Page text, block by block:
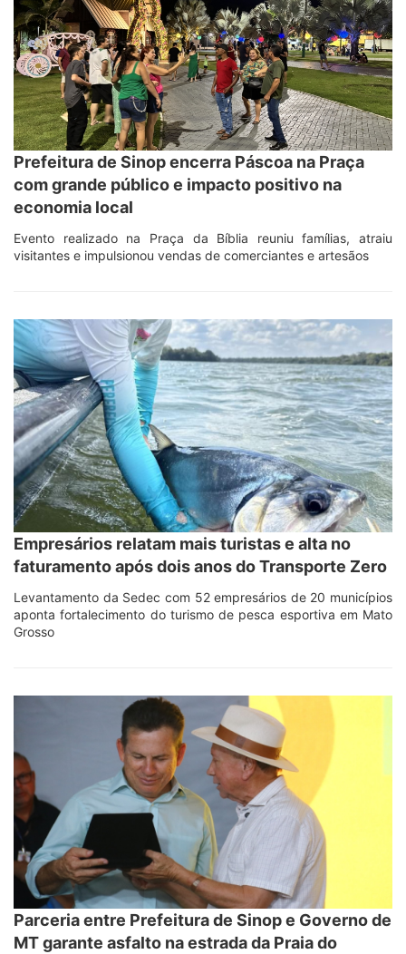
Prefeitura de Sinop encerra Páscoa na Praça
com grande público e impacto positivo na
economia local
Evento realizado na Praça da Bíblia reuniu famílias, atraiu
visitantes e impulsionou vendas de comerciantes e artesãos
Empresários relatam mais turistas e alta no
faturamento após dois anos do Transporte Zero
Levantamento da Sedec com 52 empresários de 20 municípios
aponta fortalecimento do turismo de pesca esportiva em Mato
Grosso
Parceria entre Prefeitura de Sinop e Governo de
MT garante asfalto na estrada da Praia do